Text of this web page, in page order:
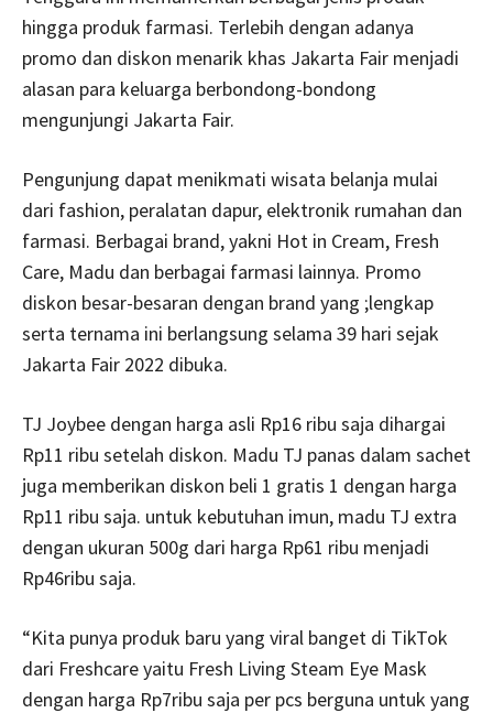
hingga produk farmasi. Terlebih dengan adanya
promo dan diskon menarik khas Jakarta Fair menjadi
alasan para keluarga berbondong-bondong
mengunjungi Jakarta Fair.
Pengunjung dapat menikmati wisata belanja mulai
dari fashion, peralatan dapur, elektronik rumahan dan
farmasi. Berbagai brand, yakni Hot in Cream, Fresh
Care, Madu dan berbagai farmasi lainnya. Promo
diskon besar-besaran dengan brand yang ;lengkap
serta ternama ini berlangsung selama 39 hari sejak
Jakarta Fair 2022 dibuka.
TJ Joybee dengan harga asli Rp16 ribu saja dihargai
Rp11 ribu setelah diskon. Madu TJ panas dalam sachet
juga memberikan diskon beli 1 gratis 1 dengan harga
Rp11 ribu saja. untuk kebutuhan imun, madu TJ extra
dengan ukuran 500g dari harga Rp61 ribu menjadi
Rp46ribu saja.
“Kita punya produk baru yang viral banget di TikTok
dari Freshcare yaitu Fresh Living Steam Eye Mask
dengan harga Rp7ribu saja per pcs berguna untuk yang